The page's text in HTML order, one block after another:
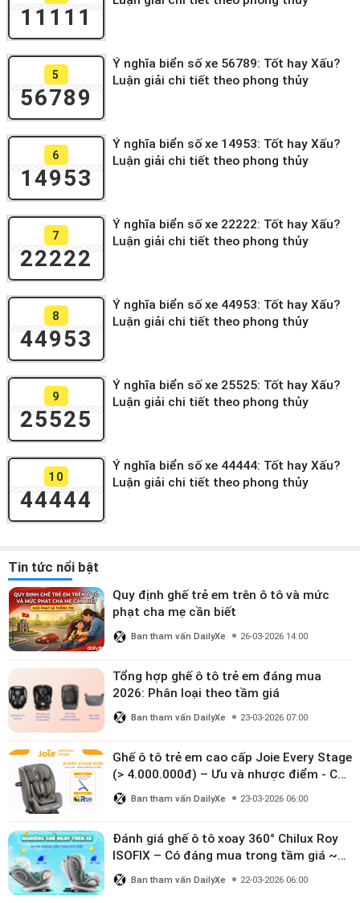
11111
5
56789
Ý nghĩa biển số xe 56789: Tốt hay Xấu?
Luận giải chi tiết theo phong thủy
6
14953
Ý nghĩa biển số xe 14953: Tốt hay Xấu?
Luận giải chi tiết theo phong thủy
7
22222
Ý nghĩa biển số xe 22222: Tốt hay Xấu?
Luận giải chi tiết theo phong thủy
8
44953
Ý nghĩa biển số xe 44953: Tốt hay Xấu?
Luận giải chi tiết theo phong thủy
9
25525
Ý nghĩa biển số xe 25525: Tốt hay Xấu?
Luận giải chi tiết theo phong thủy
10
44444
Ý nghĩa biển số xe 44444: Tốt hay Xấu?
Luận giải chi tiết theo phong thủy
Tin tức nổi bật
Quy định ghế trẻ em trên ô tô và mức
phạt cha mẹ cần biết
Ban tham vấn DailyXe 26-03-2026 14:00
Tổng hợp ghế ô tô trẻ em đáng mua
2026: Phân loại theo tầm giá
Ban tham vấn DailyXe 23-03-2026 07:00
Ghế ô tô trẻ em cao cấp Joie Every Stage
(> 4.000.000đ) – Ưu và nhược điểm - Có
đáng đầu tư cho bé từ 0–12 tuổi?
Ban tham vấn DailyXe 23-03-2026 06:00
Đánh giá ghế ô tô xoay 360° Chilux Roy
ISOFIX – Có đáng mua trong tầm giá ~3
triệu
Ban tham vấn DailyXe 22-03-2026 06:00